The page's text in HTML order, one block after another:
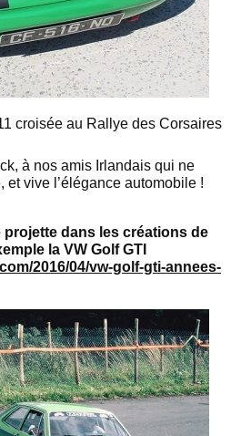
croisée au Rallye des Corsaires
à nos amis Irlandais qui ne
et vive l’élégance automobile !
projette dans les créations de
la VW Golf GTI
2016/04/vw-golf-gti-annees-